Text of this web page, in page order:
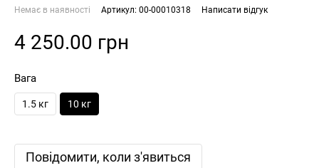
Немає в наявності Артикул: 00-00010318 Написати відгук
4 250.00 грн
Вага
1.5 кг 10 кг
Повідомити, коли з'явиться